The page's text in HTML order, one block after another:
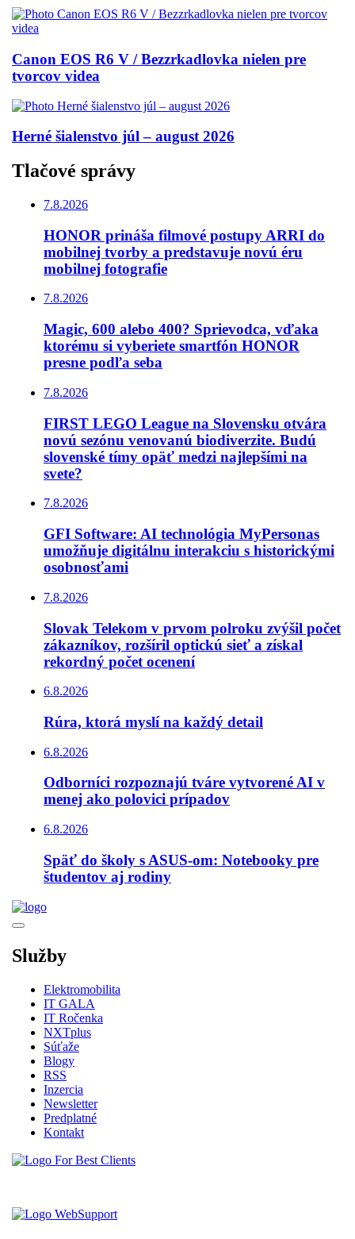
Canon EOS R6 V / Bezzrkadlovka nielen pre
tvorcov videa
Herné šialenstvo júl – august 2026
Tlačové správy
7.8.2026
HONOR prináša filmové postupy ARRI do
mobilnej tvorby a predstavuje novú éru
mobilnej fotografie
7.8.2026
Magic, 600 alebo 400? Sprievodca, vďaka
ktorému si vyberiete smartfón HONOR
presne podľa seba
7.8.2026
FIRST LEGO League na Slovensku otvára
novú sezónu venovanú biodiverzite. Budú
slovenské tímy opäť medzi najlepšími na
svete?
7.8.2026
GFI Software: AI technológia MyPersonas
umožňuje digitálnu interakciu s historickými
osobnosťami
7.8.2026
Slovak Telekom v prvom polroku zvýšil počet
zákazníkov, rozšíril optickú sieť a získal
rekordný počet ocenení
6.8.2026
Rúra, ktorá myslí na každý detail
6.8.2026
Odborníci rozpoznajú tváre vytvorené AI v
menej ako polovici prípadov
6.8.2026
Späť do školy s ASUS-om: Notebooky pre
študentov aj rodiny
Služby
Elektromobilita
IT GALA
IT Ročenka
NXTplus
Súťaže
Blogy
RSS
Inzercia
Newsletter
Predplatné
Kontakt